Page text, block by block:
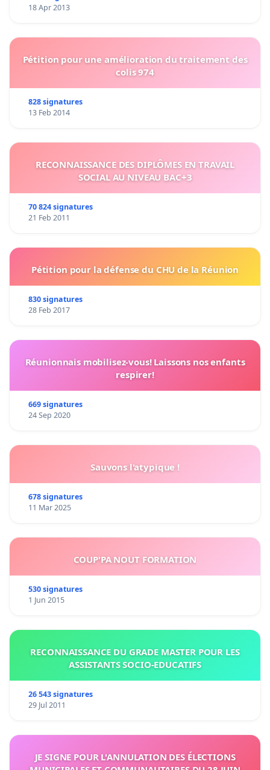
18 Apr 2013
Pétition pour une amélioration du traitement des
colis 974
828 signatures
13 Feb 2014
RECONNAISSANCE DES DIPLÔMES EN TRAVAIL
SOCIAL AU NIVEAU BAC+3
70 824 signatures
21 Feb 2011
Pétition pour la défense du CHU de la Réunion
830 signatures
28 Feb 2017
Réunionnais mobilisez-vous! Laissons nos enfants
respirer!
669 signatures
24 Sep 2020
Sauvons l'atypique !
678 signatures
11 Mar 2025
COUP'PA NOUT FORMATION
530 signatures
1 Jun 2015
RECONNAISSANCE DU GRADE MASTER POUR LES
ASSISTANTS SOCIO-EDUCATIFS
26 543 signatures
29 Jul 2011
JE SIGNE POUR L'ANNULATION DES ÉLECTIONS